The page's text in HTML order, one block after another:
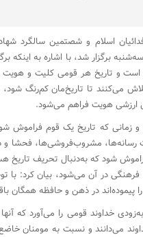
اسلام و شصتمین سالگرد
برگزار شد، با اشاره به اینکه
است و تاریخ هر قومی کلیت و
می‌کنند تا تاریخ‌مان کم‌رنگ شود،
ارزشی هویت فراهم می‌شود.
و زمانی که تاریخ یک قوم فراموش
رسانه‌ها، مشروب‌فروشی‌ها، فحشا
شود که به‌دنبال تحریف تاریخ
فرهنگی در آن می‌شود، بیان کرد:
پیموده‌اند در ذهن و حافظه همگان
خداوند قومی را می‌آورد که
می‌دانند و نسبت به مومنان